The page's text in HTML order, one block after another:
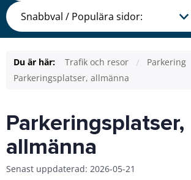
Du är här: Trafik och resor
Parkering
Parkeringsplatser, allmänna
Parkeringsplatser,
allmänna
Senast uppdaterad: 2026-05-21